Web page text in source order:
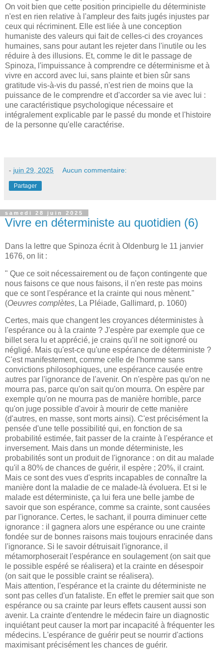
On voit bien que cette position principielle du déterministe
n'est en rien relative à l'ampleur des faits jugés injustes par
ceux qui récriminent. Elle est liée à une conception
humaniste des valeurs qui fait de celles-ci des croyances
humaines, sans pour autant les rejeter dans l'inutile ou les
réduire à des illusions. Et, comme le dit le passage de
Spinoza, l'impuissance à comprendre ce déterminisme et à
vivre en accord avec lui, sans plainte et bien sûr sans
gratitude vis-à-vis du passé, n'est rien de moins que la
puissance de le comprendre et d'accorder sa vie avec lui :
une caractéristique psychologique nécessaire et
intégralement explicable par le passé du monde et l'histoire
de la personne qu'elle caractérise.
- juin 29, 2025 Aucun commentaire:
Partager
samedi 28 juin 2025
Vivre en déterministe au quotidien (6)
Dans la lettre que Spinoza écrit à Oldenburg le 11 janvier
1676, on lit :
" Que ce soit nécessairement ou de façon contingente que
nous faisons ce que nous faisons, il n'en reste pas moins
que ce sont l'espérance et la crainte qui nous mènent."
(Oeuvres complètes, La Pléiade, Gallimard, p. 1060)
Certes, mais que changent les croyances déterministes à
l'espérance ou à la crainte ? J'espère par exemple que ce
billet sera lu et apprécié, je crains qu'il ne soit ignoré ou
négligé. Mais qu'est-ce qu'une espérance de déterministe ?
C'est manifestement, comme celle de l'homme sans
convictions philosophiques, une espérance causée entre
autres par l'ignorance de l'avenir. On n'espère pas qu'on ne
mourra pas, parce qu'on sait qu'on mourra. On espère par
exemple qu'on ne mourra pas de manière horrible, parce
qu'on juge possible d'avoir à mourir de cette manière
(d'autres, en masse, sont morts ainsi). C'est précisément la
pensée d'une telle possibilité qui, en fonction de sa
probabilité estimée, fait passer de la crainte à l'espérance et
inversement. Mais dans un monde déterministe, les
probabilités sont un produit de l'ignorance : on dit au malade
qu'il a 80% de chances de guérir, il espère ; 20%, il craint.
Mais ce sont des vues d'esprits incapables de connaître la
manière dont la maladie de ce malade-là évoluera. Et si le
malade est déterministe, ça lui fera une belle jambe de
savoir que son espérance, comme sa crainte, sont causées
par l'ignorance. Certes, le sachant, il pourra diminuer cette
ignorance : il gagnera alors une espérance ou une crainte
fondée sur de bonnes raisons mais toujours enracinée dans
l'ignorance. Si le savoir détruisait l'ignorance, il
métamorphoserait l'espérance en soulagement (on sait que
le possible espéré se réalisera) et la crainte en désespoir
(on sait que le possible craint se réalisera).
Mais attention, l'espérance et la crainte du déterministe ne
sont pas celles d'un fataliste. En effet le premier sait que son
espérance ou sa crainte par leurs effets causent aussi son
avenir. La crainte d'entendre le médecin faire un diagnostic
inquiétant peut causer la mort par incapacité à fréquenter les
médecins. L'espérance de guérir peut se nourrir d'actions
maximisant précisément les chances de guérir.